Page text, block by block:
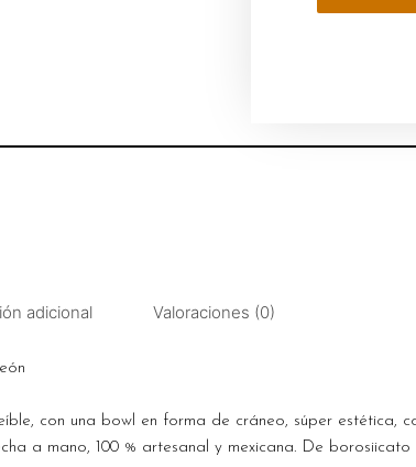
adicional Valoraciones (0)
con una bowl en forma de cráneo, súper estética,
a mano, 100 % artesanal y mexicana. De borosiicato